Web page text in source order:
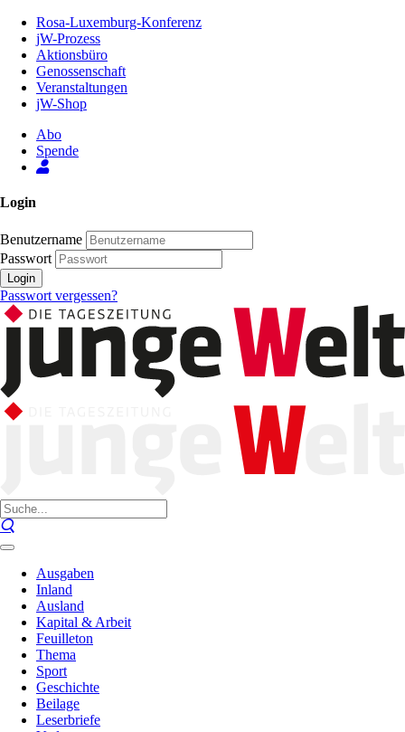
Inhalt
Seite
Rosa-Luxemburg-Konferenz
jW-Prozess
Aktionsbüro
Genossenschaft
Veranstaltungen
jW-Shop
Abo
Spende
Login
Benutzername
Passwort
Login
Passwort vergessen?
Ausgaben
Inland
Ausland
Kapital & Arbeit
Feuilleton
Thema
Sport
Geschichte
Beilage
Leserbriefe